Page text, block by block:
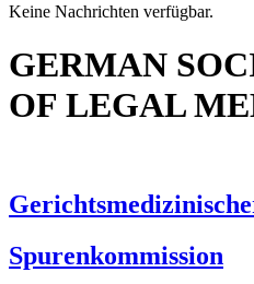
Keine Nachrichten verfügbar.
GERMAN
OF LEGAL
Spurenkommission